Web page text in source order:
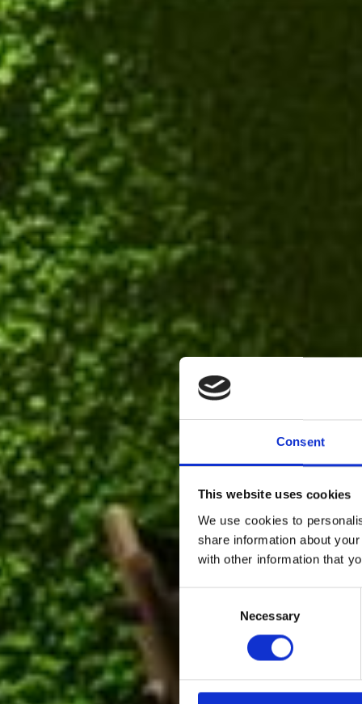
Consent
This website uses cookies
We use cookies to
share information about
with other information that
Necessary
Et